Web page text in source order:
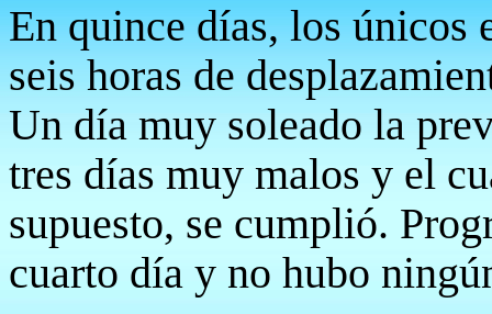
En quince días, los únicos
seis horas de
Un día muy soleado la
tres días muy malos y el
supuesto, se cumplió.
cuarto día y no hubo